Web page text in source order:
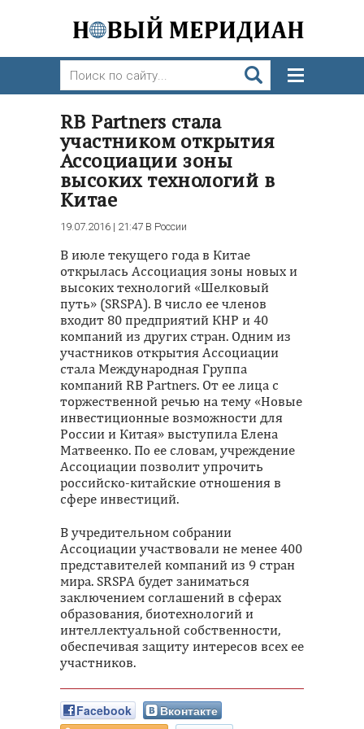
RB Partners стала
участником открытия
Ассоциации зоны
высоких технологий в
Китае
19.07.2016 | 21:47 В России
В июле текущего года в Китае
открылась Ассоциация зоны новых и
высоких технологий «Шелковый
путь» (SRSPA). В число ее членов
входит 80 предприятий КНР и 40
компаний из других стран. Одним из
участников открытия Ассоциации
стала Международная Группа
компаний RB Partners. От ее лица с
торжественной речью на тему «Новые
инвестиционные возможности для
России и Китая» выступила Елена
Матвеенко. По ее словам, учреждение
Ассоциации позволит упрочить
российско-китайские отношения в
сфере инвестиций.
В учредительном собрании
Ассоциации участвовали не менее 400
представителей компаний из 9 стран
мира. SRSPA будет заниматься
заключением соглашений в сферах
образования, биотехнологий и
интеллектуальной собственности,
обеспечивая защиту интересов всех ее
участников.
Facebook
Вконтакте